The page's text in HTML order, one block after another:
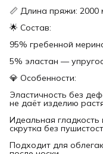
📏 Длина пряжи: 2000
🌟 Состав:
95% гребенной
5% эластан —
💎 Особенности:
Эластичность без
не даёт изделию
Идеальная
скрутка без
Подходит для